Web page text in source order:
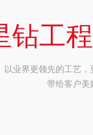
钻工
以业界更领先的工艺
带给客户美